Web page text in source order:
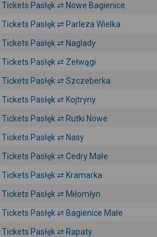
Tickets Pasłęk ⇄ Nowe Bagienice
Tickets Pasłęk ⇄ Parleza Wielka
Tickets Pasłęk ⇄ Naglady
Tickets Pasłęk ⇄ Zełwągi
Tickets Pasłęk ⇄ Szczeberka
Tickets Pasłęk ⇄ Kojtryny
Tickets Pasłęk ⇄ Rutki Nowe
Tickets Pasłęk ⇄ Nasy
Tickets Pasłęk ⇄ Cedry Małe
Tickets Pasłęk ⇄ Kramarka
Tickets Pasłęk ⇄ Miłomłyn
Tickets Pasłęk ⇄ Bagienice Małe
Tickets Pasłęk ⇄ Rapaty